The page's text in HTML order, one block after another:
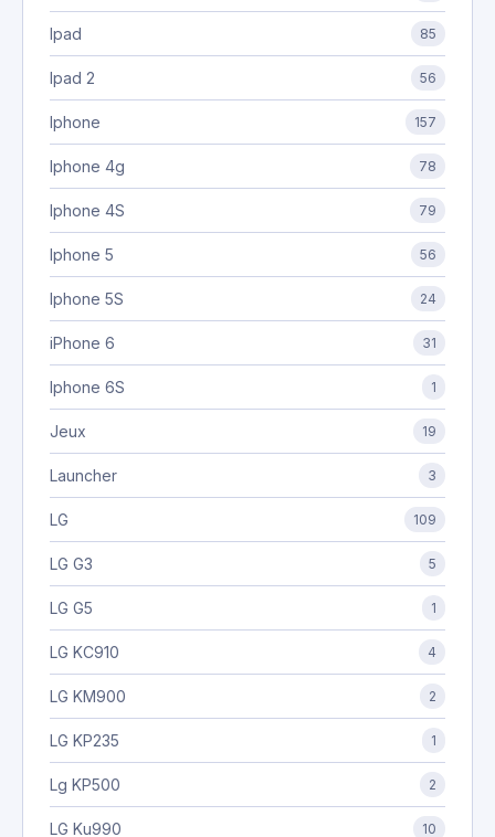
Ipad 85
Ipad 2 56
Iphone 157
Iphone 4g 78
Iphone 4S 79
Iphone 5 56
Iphone 5S 24
iPhone 6 31
Iphone 6S 1
Jeux 19
Launcher 3
LG 109
LG G3 5
LG G5 1
LG KC910 4
LG KM900 2
LG KP235 1
Lg KP500 2
LG Ku990 10